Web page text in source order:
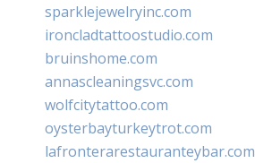
sparklejewelryinc.com
ironcladtattoostudio.com
bruinshome.com
annascleaningsvc.com
wolfcitytattoo.com
oysterbayturkeytrot.com
lafronterarestauranteybar.com